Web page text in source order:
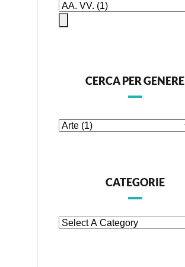
CERCA PER GENERE
CATEGORIE